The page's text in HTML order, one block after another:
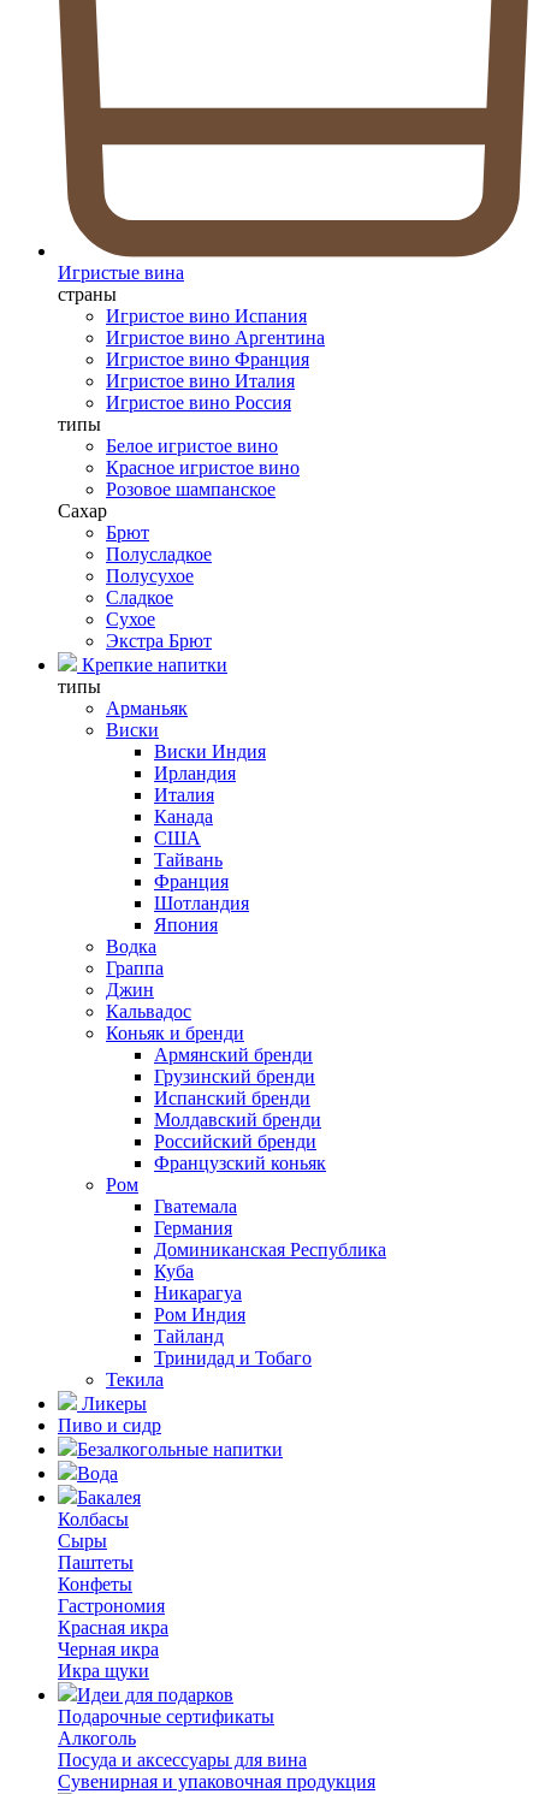
Игристые вина
страны
Игристое вино Испания
Игристое вино Аргентина
Игристое вино Франция
Игристое вино Италия
Игристое вино Россия
типы
Белое игристое вино
Красное игристое вино
Розовое шампанское
Сахар
Брют
Полусладкое
Полусухое
Сладкое
Сухое
Экстра Брют
Крепкие напитки
типы
Арманьяк
Виски
Виски Индия
Ирландия
Италия
Канада
США
Тайвань
Франция
Шотландия
Япония
Водка
Граппа
Джин
Кальвадос
Коньяк и бренди
Армянский бренди
Грузинский бренди
Испанский бренди
Молдавский бренди
Российский бренди
Французский коньяк
Ром
Гватемала
Германия
Доминиканская Республика
Куба
Никарагуа
Ром Индия
Тайланд
Тринидад и Тобаго
Текила
Ликеры
Пиво и сидр
Безалкогольные напитки
Вода
Бакалея
Колбасы
Сыры
Паштеты
Конфеты
Гастрономия
Красная икра
Черная икра
Икра щуки
Идеи для подарков
Подарочные сертификаты
Алкоголь
Посуда и аксессуары для вина
Сувенирная и упаковочная продукция